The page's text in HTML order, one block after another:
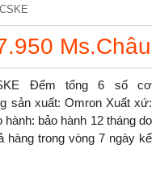
Ms.Châu
Đếm tổng 6 số cơ
sản xuất: Omron Xuất xứ:
bảo hành 12 tháng do
hàng trong vòng 7 ngày kể